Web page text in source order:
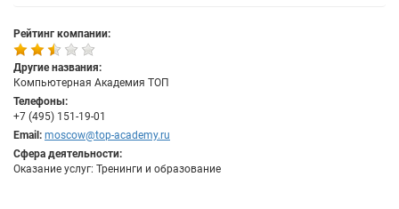
Рейтинг компании:
Другие названия:
Компьютерная Академия ТОП
Телефоны:
+7 (495) 151-19-01
Email: moscow@top-academy.ru
Сфера деятельности:
Оказание услуг: Тренинги и образование